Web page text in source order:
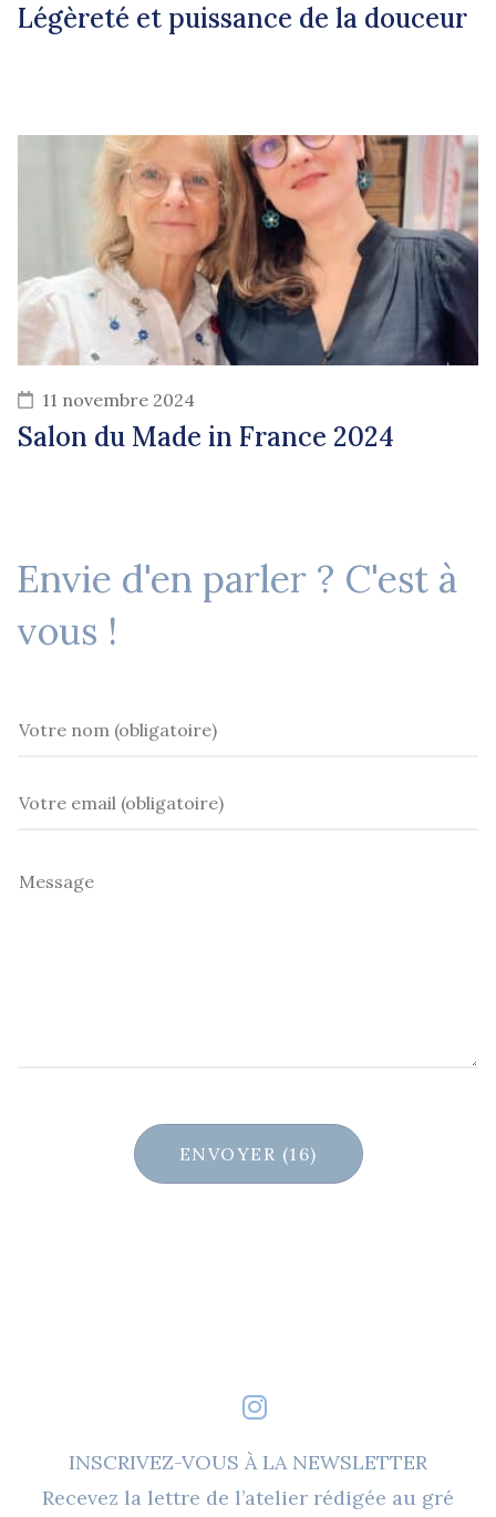
Légèreté et puissance de la douceur
11 novembre 2024
Salon du Made in France 2024
Envie d'en parler ? C'est à
vous !
INSCRIVEZ-VOUS À LA NEWSLETTER
Recevez la lettre de l’atelier rédigée au gré